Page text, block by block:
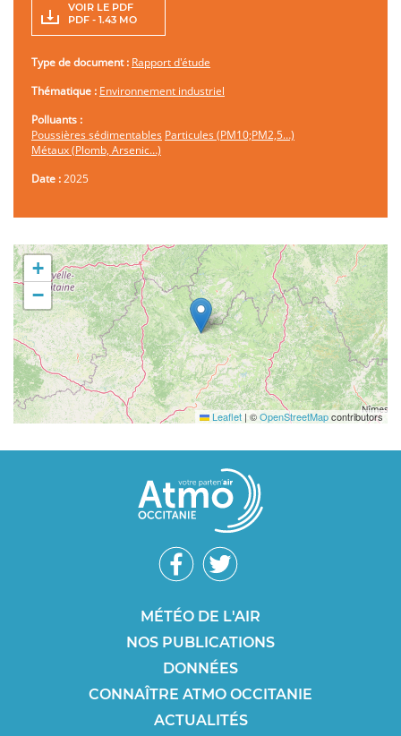
VOIR LE PDF
PDF - 1.43 MO
Type de document : Rapport d'étude
Thématique : Environnement industriel
Polluants :
Poussières sédimentables Particules (PM10;PM2,5…)
Métaux (Plomb, Arsenic…)
Date :2025
+
−
Leaflet | ©OpenStreetMapcontributors
Réseaux
sociaux
MÉTÉO DE L'AIR
NOS PUBLICATIONS
DONNÉES
CONNAÎTRE ATMO OCCITANIE
ACTUALITÉS